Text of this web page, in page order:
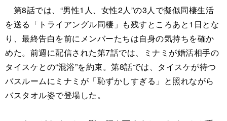
第8話では、“男性1人、女性2人”の3人で擬似同棲生活
を送る「トライアングル同棲」も残すところあと1日とな
り、最終告白を前にメンバーたちは自身の気持ちを確か
めた。前週に配信された第7話では、ミナミが婚活相手の
タイスケとの“混浴”を約束。第8話では、タイスケが待つ
バスルームにミナミが「恥ずかしすぎる」と照れながら
バスタオル姿で登場した。